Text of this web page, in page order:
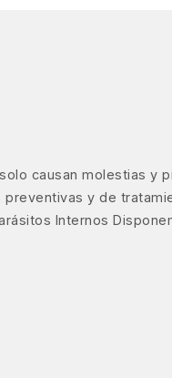
causan molestias y
y de
Internos